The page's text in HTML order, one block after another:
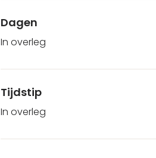
Dagen
In overleg
Tijdstip
In overleg